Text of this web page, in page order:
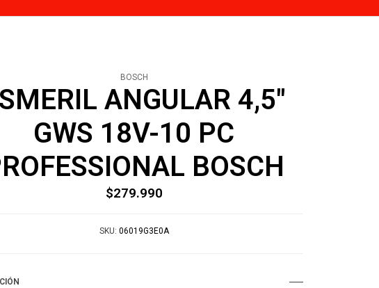
BOSCH
ANGULAR 4,5"
GWS 18V-10 PC
BOSCH
$279.990
SKU: 06019G3E0A